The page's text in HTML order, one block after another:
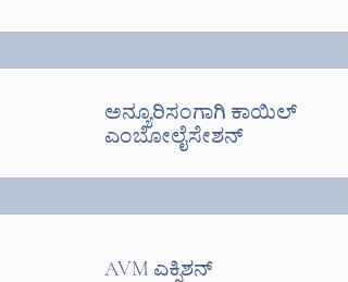
ಅನ್ಯೂರಿಸಂಗಾಗಿ ಕಾಯಿಲ್
ಎಂಬೋಲೈಸೇಶನ್
AVM ಎಕ್ಸಿಶನ್